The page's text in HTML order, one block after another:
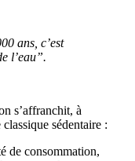
ans, c’est
l’eau”.
s’affranchit, à
sédentaire :
de consommation,